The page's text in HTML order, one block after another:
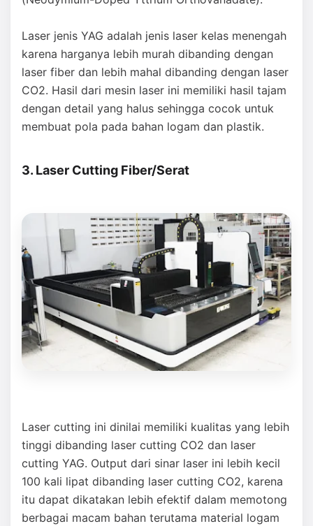
Laser jenis YAG adalah jenis laser kelas menengah
karena harganya lebih murah dibanding dengan
laser fiber dan lebih mahal dibanding dengan laser
CO2. Hasil dari mesin laser ini memiliki hasil tajam
dengan detail yang halus sehingga cocok untuk
membuat pola pada bahan logam dan plastik.
3. Laser Cutting Fiber/Serat
Laser cutting ini dinilai memiliki kualitas yang lebih
tinggi dibanding laser cutting CO2 dan laser
cutting YAG. Output dari sinar laser ini lebih kecil
100 kali lipat dibanding laser cutting CO2, karena
itu dapat dikatakan lebih efektif dalam memotong
berbagai macam bahan terutama material logam